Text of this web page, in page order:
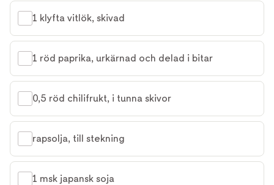
1 klyfta vitlök, skivad
1 röd paprika, urkärnad och delad i bitar
0,5 röd chilifrukt, i tunna skivor
rapsolja, till stekning
1 msk japansk soja